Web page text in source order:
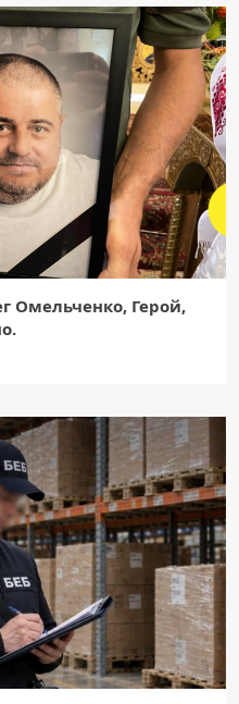
Омельченко, Герой,